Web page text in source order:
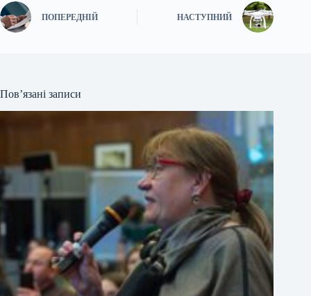
ПОПЕРЕДНІЙ НАСТУПНИЙ
Пов’язані записи